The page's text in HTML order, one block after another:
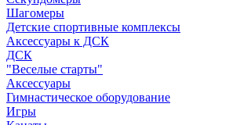
Шагомеры
Детские спортивные комплексы
Аксессуары к ДСК
ДСК
"Веселые старты"
Аксессуары
Гимнастическое оборудование
Игры